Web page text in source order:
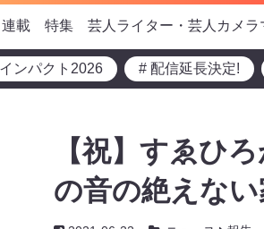
連載 特集 芸人ライター・芸人カメラ
ンパクト2026 # 配信延長決定!
【祝】すゑひ
の音の絶えない